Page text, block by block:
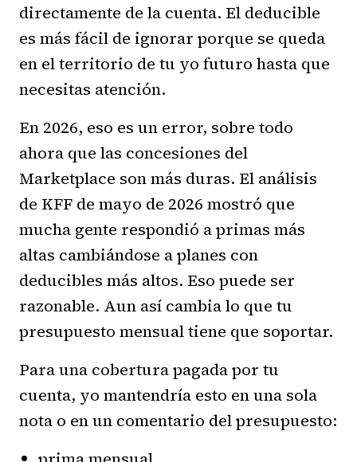
directamente de la cuenta. El deducible
es más fácil de ignorar porque se queda
en el territorio de tu yo futuro hasta que
necesitas atención.
En 2026, eso es un error, sobre todo
ahora que las concesiones del
Marketplace son más duras. El análisis
de KFF de mayo de 2026 mostró que
mucha gente respondió a primas más
altas cambiándose a planes con
deducibles más altos. Eso puede ser
razonable. Aun así cambia lo que tu
presupuesto mensual tiene que soportar.
Para una cobertura pagada por tu
cuenta, yo mantendría esto en una sola
nota o en un comentario del presupuesto: